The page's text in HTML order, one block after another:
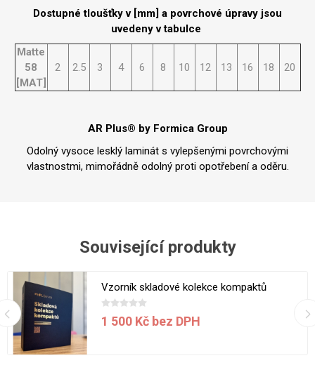
Dostupné tloušťky v [mm] a povrchové úpravy jsou
uvedeny v tabulce
Matte
58
[MAT]
2 2.5 3 4 6 8 10 12 13 16 18 20
AR Plus® by Formica Group
Odolný vysoce lesklý laminát s vylepšenými povrchovými
vlastnostmi, mimořádně odolný proti opotřebení a oděru.
Související produkty
Vzorník skladové kolekce kompaktů
1 500 Kč bez DPH